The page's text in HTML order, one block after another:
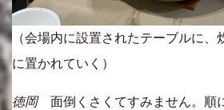
（会場内に設置されたテーブルに、
に置かれていく）
徳岡面倒くさくてすみません。順